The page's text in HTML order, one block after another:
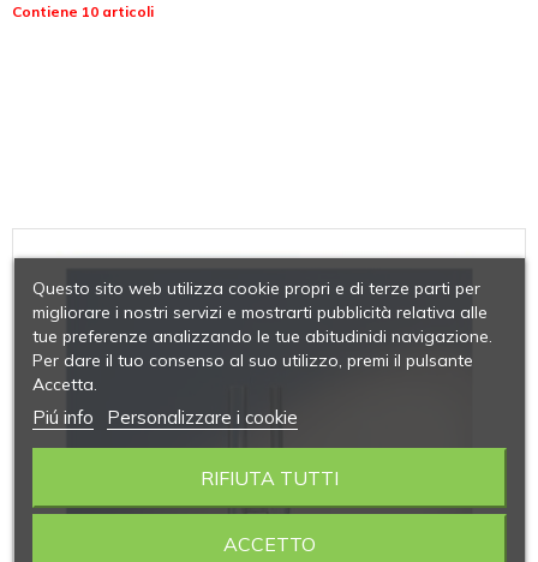
Contiene 10 articoli
Questo sito web utilizza cookie propri e di terze parti per
migliorare i nostri servizi e mostrarti pubblicità relativa alle
tue preferenze analizzando le tue abitudinidi navigazione.
Per dare il tuo consenso al suo utilizzo, premi il pulsante
Accetta.
Piú info Personalizzare i cookie
RIFIUTA TUTTI
ACCETTO